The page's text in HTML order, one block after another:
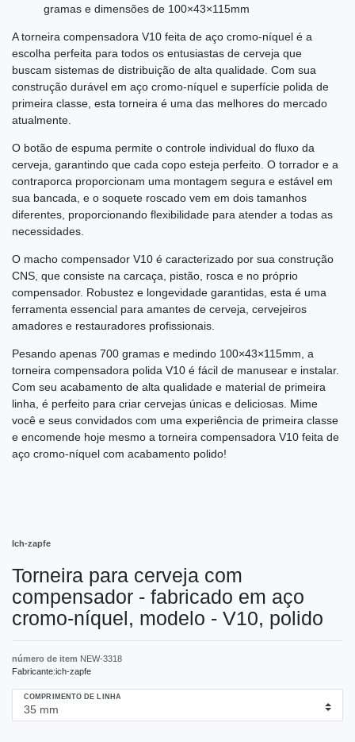
gramas e dimensões de 100×43×115mm
A torneira compensadora V10 feita de aço cromo-níquel é a
escolha perfeita para todos os entusiastas de cerveja que
buscam sistemas de distribuição de alta qualidade. Com sua
construção durável em aço cromo-níquel e superfície polida de
primeira classe, esta torneira é uma das melhores do mercado
atualmente.
O botão de espuma permite o controle individual do fluxo da
cerveja, garantindo que cada copo esteja perfeito. O torrador e a
contraporca proporcionam uma montagem segura e estável em
sua bancada, e o soquete roscado vem em dois tamanhos
diferentes, proporcionando flexibilidade para atender a todas as
necessidades.
O macho compensador V10 é caracterizado por sua construção
CNS, que consiste na carcaça, pistão, rosca e no próprio
compensador. Robustez e longevidade garantidas, esta é uma
ferramenta essencial para amantes de cerveja, cervejeiros
amadores e restauradores profissionais.
Pesando apenas 700 gramas e medindo 100×43×115mm, a
torneira compensadora polida V10 é fácil de manusear e instalar.
Com seu acabamento de alta qualidade e material de primeira
linha, é perfeito para criar cervejas únicas e deliciosas. Mime
você e seus convidados com uma experiência de primeira classe
e encomende hoje mesmo a torneira compensadora V10 feita de
aço cromo-níquel com acabamento polido!
Ich-zapfe
Torneira para cerveja com
compensador - fabricado em aço
cromo-níquel, modelo - V10, polido
número de item NEW-3318
Fabricante:ich-zapfe
COMPRIMENTO DE LINHA